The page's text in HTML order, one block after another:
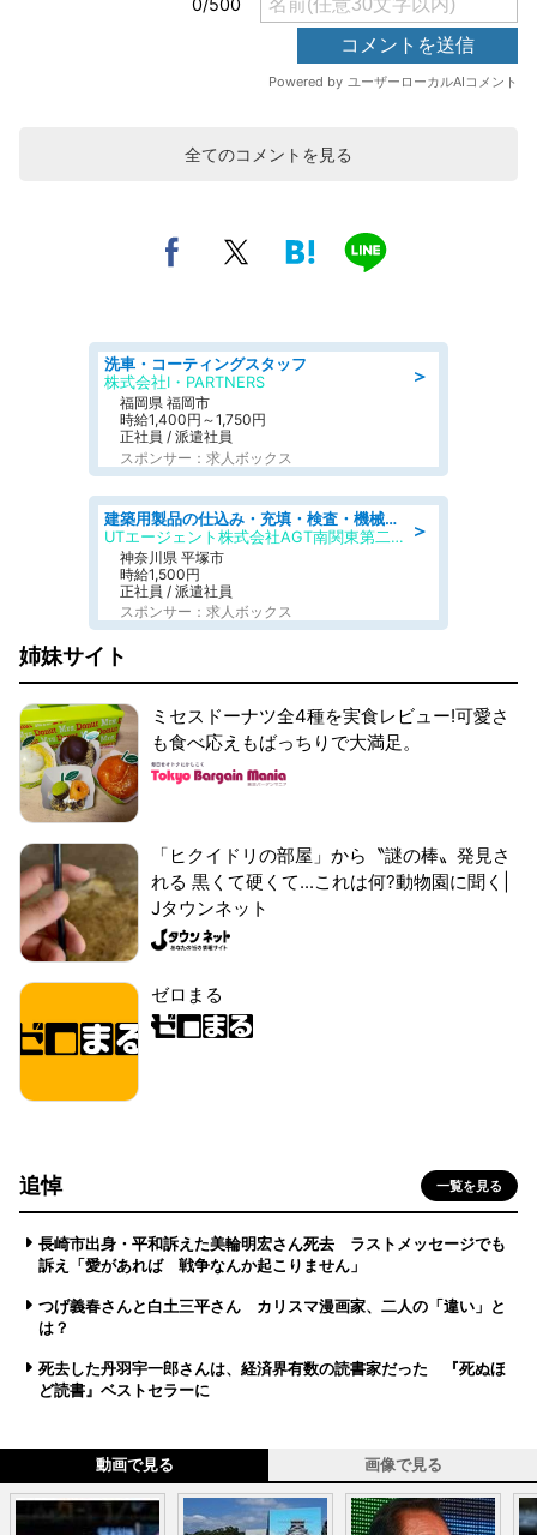
全てのコメントを見る
＞
洗車・コーティングスタッフ
株式会社I・PARTNERS
福岡県 福岡市
時給1,400円～1,750円
正社員 / 派遣社員
スポンサー：求人ボックス
＞
建築用製品の仕込み・充填・検査・機械操作/寮完備/日払い/工場・製造
UTエージェント株式会社AGT南関東第二CU
神奈川県 平塚市
時給1,500円
正社員 / 派遣社員
スポンサー：求人ボックス
姉妹サイト
ミセスドーナツ全4種を実食レビュー!可愛さ
も食べ応えもばっちりで大満足。
「ヒクイドリの部屋」から〝謎の棒〟発見さ
れる 黒くて硬くて...これは何?動物園に聞く|
Jタウンネット
ゼロまる
追悼 一覧を見る
長崎市出身・平和訴えた美輪明宏さん死去 ラストメッセージでも
訴え「愛があれば 戦争なんか起こりません」
つげ義春さんと白土三平さん カリスマ漫画家、二人の「違い」と
は？
死去した丹羽宇一郎さんは、経済界有数の読書家だった 『死ぬほ
ど読書』ベストセラーに
動画で見る 画像で見る